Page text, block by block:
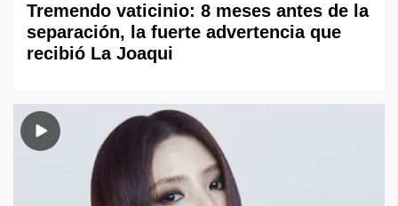
Tremendo vaticinio: 8 meses antes de la
separación, la fuerte advertencia que
recibió La Joaqui